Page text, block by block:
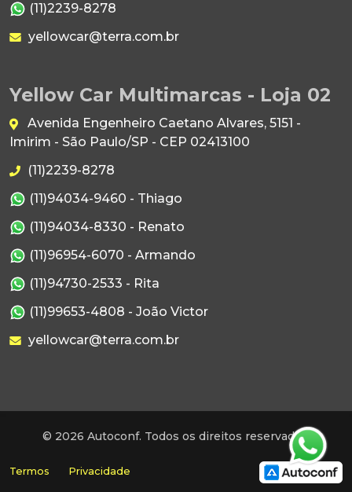
(11)2239-8278
yellowcar@terra.com.br
Yellow Car Multimarcas - Loja 02
Avenida Engenheiro Caetano Alvares, 5151 -
Imirim - São Paulo/SP - CEP 02413100
(11)2239-8278
(11)94034-9460 - Thiago
(11)94034-8330 - Renato
(11)96954-6070 - Armando
(11)94730-2533 - Rita
(11)99653-4808 - João Victor
yellowcar@terra.com.br
© 2026 Autoconf. Todos os direitos reservados.
Termos Privacidade